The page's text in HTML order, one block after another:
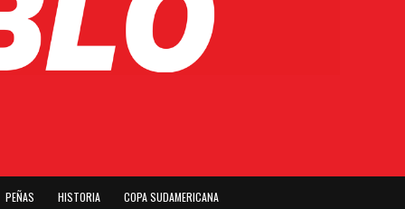
PEÑAS HISTORIA COPA SUDAMERICANA